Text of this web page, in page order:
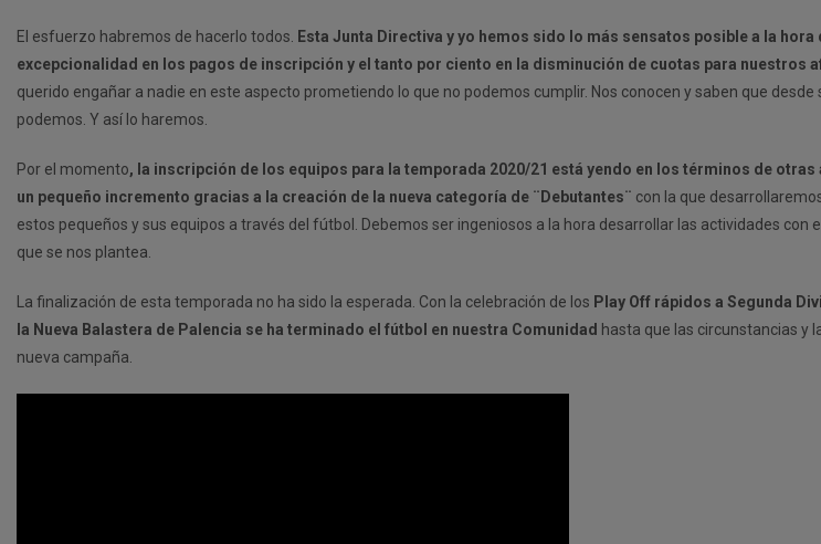
El esfuerzo habremos de hacerlo todos.
Esta Junta Directiva y yo hemos sido lo más sensatos posible a la
excepcionalidad en los pagos de inscripción y el tanto por ciento en la disminución de cuotas para nuestros
querido engañar a nadie en este aspecto prometiendo lo que no podemos cumplir. Nos conocen y saben que
podemos. Y así lo haremos.
Por el momento, la inscripción de los equipos para la temporada 2020/21 está yendo en los términos de
un pequeño incremento gracias a la creación de la nueva categoría de ¨Debutantes¨ con la que
estos pequeños y sus equipos a través del fútbol. Debemos ser ingeniosos a la hora desarrollar las actividades con
que se nos plantea.
La finalización de esta temporada no ha sido la esperada. Con la celebración de los Play Off rápidos a Segunda
la Nueva Balastera de Palencia se ha terminado el fútbol en nuestra Comunidad hasta que las circunstancias y
nueva campaña.